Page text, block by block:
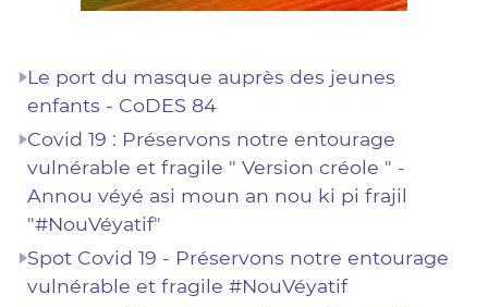
Le port du masque auprès des jeunes
enfants - CoDES 84
Covid 19 : Préservons notre entourage
vulnérable et fragile " Version créole " -
Annou véyé asi moun an nou ki pi frajil
"#NouVéyatif"
Spot Covid 19 - Préservons notre entourage
vulnérable et fragile #NouVéyatif